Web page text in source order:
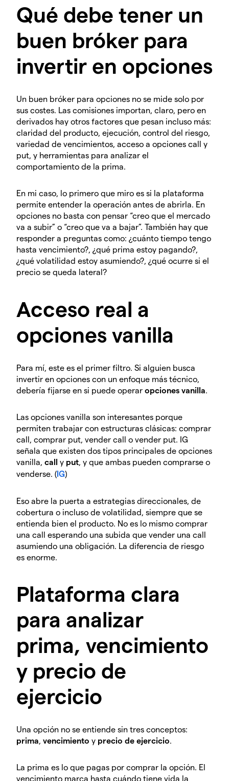
Qué debe tener un
buen bróker para
invertir en opciones
Un buen bróker para opciones no se mide solo por
sus costes. Las comisiones importan, claro, pero en
derivados hay otros factores que pesan incluso más:
claridad del producto, ejecución, control del riesgo,
variedad de vencimientos, acceso a opciones call y
put, y herramientas para analizar el
comportamiento de la prima.
En mi caso, lo primero que miro es si la plataforma
permite entender la operación antes de abrirla. En
opciones no basta con pensar “creo que el mercado
va a subir” o “creo que va a bajar”. También hay que
responder a preguntas como: ¿cuánto tiempo tengo
hasta vencimiento?, ¿qué prima estoy pagando?,
¿qué volatilidad estoy asumiendo?, ¿qué ocurre si el
precio se queda lateral?
Acceso real a
opciones vanilla
Para mí, este es el primer filtro. Si alguien busca
invertir en opciones con un enfoque más técnico,
debería fijarse en si puede operar opciones vanilla
Las opciones vanilla son interesantes porque
permiten trabajar con estructuras clásicas: comprar
call, comprar put, vender call o vender put. IG
señala que existen dos tipos principales de opciones
vanilla, call y put , y que ambas pueden comprarse o
venderse. (IG)
Eso abre la puerta a estrategias direccionales, de
cobertura o incluso de volatilidad, siempre que se
entienda bien el producto. No es lo mismo comprar
una call esperando una subida que vender una call
asumiendo una obligación. La diferencia de riesgo
es enorme.
Plataforma clara
para analizar
prima, vencimiento
y precio de
ejercicio
Una opción no se entiende sin tres conceptos:
prima, vencimiento y precio de ejercicio.
La prima es lo que pagas por comprar la opción. El
vencimiento marca hasta cuándo tiene vida la